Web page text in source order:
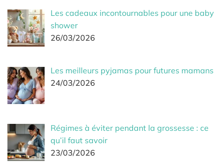
Les cadeaux incontournables pour une baby
shower
26/03/2026
Les meilleurs pyjamas pour futures mamans
24/03/2026
Régimes à éviter pendant la grossesse : ce
qu’il faut savoir
23/03/2026